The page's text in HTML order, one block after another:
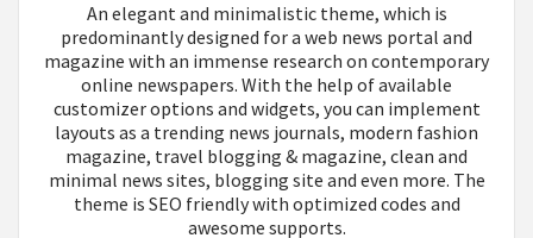
An elegant and minimalistic theme, which is
predominantly designed for a web news portal and
magazine with an immense research on contemporary
online newspapers. With the help of available
customizer options and widgets, you can implement
layouts as a trending news journals, modern fashion
magazine, travel blogging & magazine, clean and
minimal news sites, blogging site and even more. The
theme is SEO friendly with optimized codes and
awesome supports.